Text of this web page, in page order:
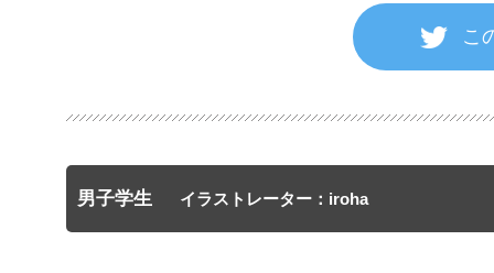
こ
男子学生 イラストレーター：iroha